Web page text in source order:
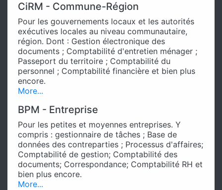
CiRM - Commune-Région
Pour les gouvernements locaux et les autorités
exécutives locales au niveau communautaire,
région. Dont : Gestion électronique des
documents ; Comptabilité d'entretien ménager ;
Passeport du territoire ; Comptabilité du
personnel ; Comptabilité financière et bien plus
encore.
More...
BPM - Entreprise
Pour les petites et moyennes entreprises. Y
compris : gestionnaire de tâches ; Base de
données des contreparties ; Processus d'affaires;
Comptabilité de gestion; Comptabilité des
documents; Correspondance; Comptabilité RH et
bien plus encore.
More...